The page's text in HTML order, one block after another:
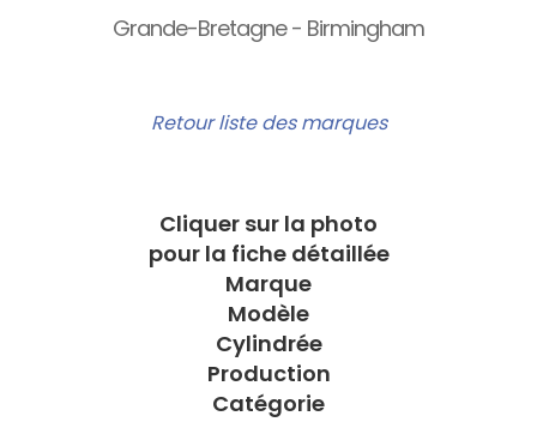
Grande-Bretagne - Birmingham
Retour liste des marques
Cliquer sur la photo
pour la fiche détaillée
Marque
Modèle
Cylindrée
Production
Catégorie